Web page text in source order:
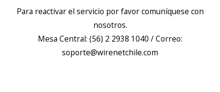
Para reactivar el servicio por favor comuníquese con
nosotros.
Mesa Central: (56) 2 2938 1040 / Correo:
soporte@wirenetchile.com